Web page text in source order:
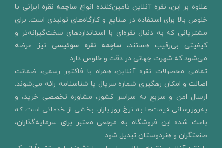
علاوه بر این، نقره آنلاین تامین‌کننده انواع ساچمه نقره ایرانی با
خلوص بالا برای استفاده در صنایع و کارگاه‌های تولیدی است. برای
مشتریانی که به دنبال نقره‌ای با استانداردهای سخت‌گیرانه‌تر و
کیفیتی بی‌رقیب هستند، ساچمه نقره سوئیسی نیز عرضه
می‌شود که شهرت جهانی در دقت و خلوص دارد.
تمامی محصولات نقره آنلاین، همراه با فاکتور رسمی، ضمانت
اصالت و امکان رهگیری شماره سریال یا شناسنامه ارائه می‌شوند.
ارسال امن و سربع به سراسر کشور، مشاوره تخصصی خرید، و
به‌روزرسانی قیمت‌ها به نرخ روز بازار، بخشی از خدماتی است که
باعث شده این فروشگاه به مرجعی معتبر برای سرمایه‌گذاران،
صنعتگران و هنردوستان تبدیل شود.